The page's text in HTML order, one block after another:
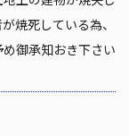
焼死している為、
御承知おき下さい